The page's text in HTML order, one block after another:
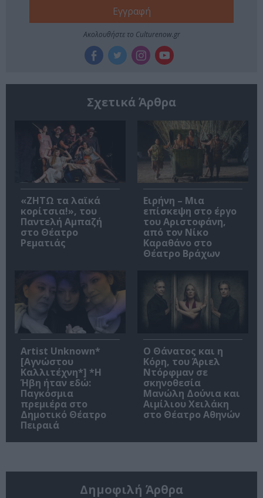
Ακολουθήστε το Culturenow.gr
Σχετικά Άρθρα
«ΖΗΤΩ τα λαϊκά
κορίτσια!», του
Παντελή Αμπαζή
στο Θέατρο
Ρεματιάς
Ειρήνη – Μια
επίσκεψη στο έργο
του Αριστοφάνη,
από τον Νίκο
Καραθάνο στο
Θέατρο Βράχων
Artist Unknown*
[Αγνώστου
Καλλιτέχνη*] *Η
Ήβη ήταν εδώ:
Παγκόσμια
πρεμιέρα στο
Δημοτικό Θέατρο
Πειραιά
Ο Θάνατος και η
Κόρη, του Άριελ
Ντόρφμαν σε
σκηνοθεσία
Μανώλη Δούνια και
Αιμίλιου Χειλάκη
στο Θέατρο Αθηνών
Δημοφιλή Άρθρα